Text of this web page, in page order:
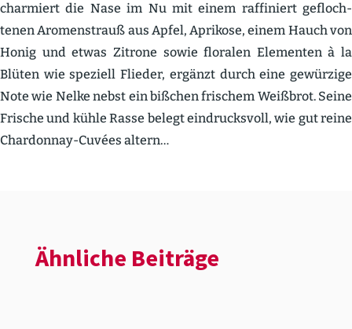
charmiert die Nase im Nu mit einem raffi­niert gefloch­
tenen Aromenstrauß aus Apfel, Aprikose, einem Hauch von
Honig und etwas Zitrone sowie floralen Elementen à la
Blüten wie speziell Flieder, ergänzt durch eine gewürzige
Note wie Nelke nebst ein bißchen frischem Weißbrot. Seine
Frische und kühle Rasse belegt eindrucksvoll, wie gut reine
Chardonnay-Cuvées altern…
Ähnliche Beiträge